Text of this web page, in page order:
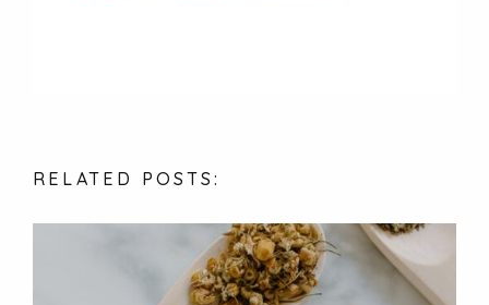
RELATED POSTS: